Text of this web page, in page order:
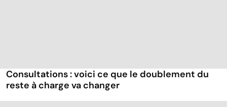
Consultations : voici ce que le doublement du
reste à charge va changer